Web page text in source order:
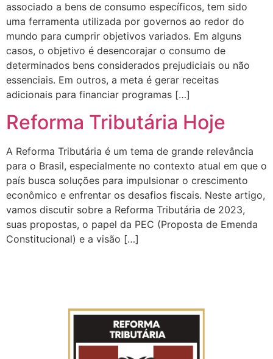
associado a bens de consumo específicos, tem sido
uma ferramenta utilizada por governos ao redor do
mundo para cumprir objetivos variados. Em alguns
casos, o objetivo é desencorajar o consumo de
determinados bens considerados prejudiciais ou não
essenciais. Em outros, a meta é gerar receitas
adicionais para financiar programas […]
Reforma Tributária Hoje
A Reforma Tributária é um tema de grande relevância
para o Brasil, especialmente no contexto atual em que o
país busca soluções para impulsionar o crescimento
econômico e enfrentar os desafios fiscais. Neste artigo,
vamos discutir sobre a Reforma Tributária de 2023,
suas propostas, o papel da PEC (Proposta de Emenda
Constitucional) e a visão […]